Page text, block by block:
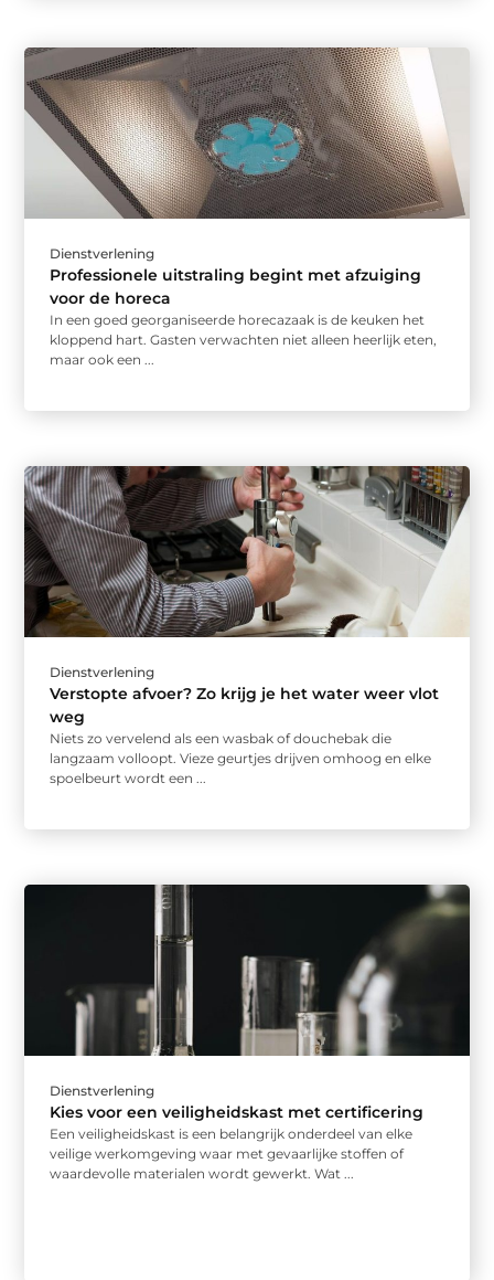
Dienstverlening
Professionele uitstraling begint met afzuiging
voor de horeca
In een goed georganiseerde horecazaak is de keuken het
kloppend hart. Gasten verwachten niet alleen heerlijk eten,
maar ook een ...
Dienstverlening
Verstopte afvoer? Zo krijg je het water weer vlot
weg
Niets zo vervelend als een wasbak of douchebak die
langzaam volloopt. Vieze geurtjes drijven omhoog en elke
spoelbeurt wordt een ...
Dienstverlening
Kies voor een veiligheidskast met certificering
Een veiligheidskast is een belangrijk onderdeel van elke
veilige werkomgeving waar met gevaarlijke stoffen of
waardevolle materialen wordt gewerkt. Wat ...